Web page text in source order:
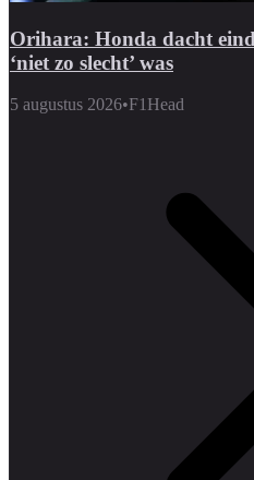
Orihara: Honda dacht
‘niet zo slecht’ was
5 augustus 2026•F1Head